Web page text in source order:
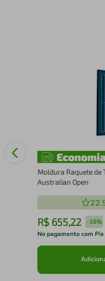
Moldura Raquete de
Australian Open
R$ 655,22 -18%
No pagamento com Pix